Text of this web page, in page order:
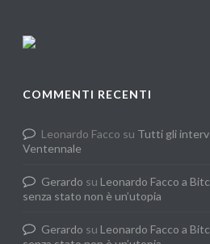
COMMENTI RECENTI
Leonardo Facco su Tutti gli
Ventennale
Gerardo su Leonardo Facco a
senza stato non è un’utopia
Gerardo su Leonardo Facco a